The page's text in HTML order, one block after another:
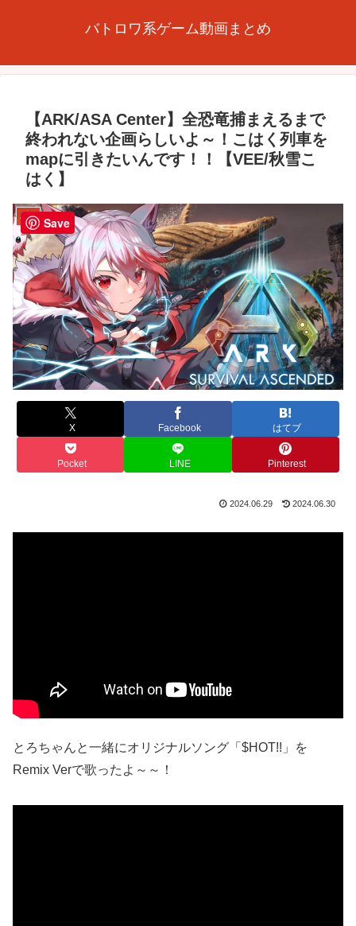
バトロワ系ゲーム動画まとめ
【ARK/ASA Center】全恐竜捕まえるまで
終われない企画らしいよ～！こはく列車を
mapに引きたいんです！！【VEE/秋雪こ
はく】
ARK
X Facebook はてブ
Pocket LINE Pinterest
2024.06.29 2024.06.30
とろちゃんと一緒にオリジナルソング「$HOT!!」を
Remix Verで歌ったよ～～！
Save